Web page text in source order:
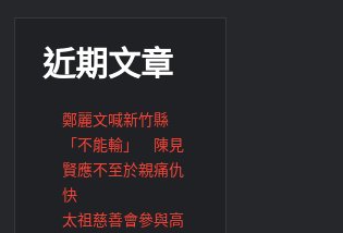
近期文章
鄭麗文喊新竹縣
「不能輸」 陳見
賢應不至於親痛仇
快
太祖慈善會參與高